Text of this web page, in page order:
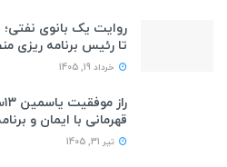
روایت یک بانوی
تا رئیس برنامه ریزی
خرداد 19, 1405
قهرمانی با ایمان و
تیر 31, 1405